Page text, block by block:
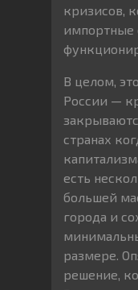
кризисов,
импортные
В целом,
России —
странах
есть
большей
города и
размере.
решение,